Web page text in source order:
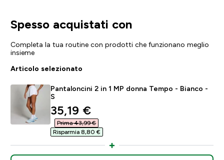
Spesso acquistati con
Completa la tua routine con prodotti che funzionano meglio
insieme
Articolo selezionato
Pantaloncini 2 in 1 MP donna Tempo - Bianco -
S
discounted price
35,19 €‎
Prima 43,99 €‎
Risparmia 8,80 €‎